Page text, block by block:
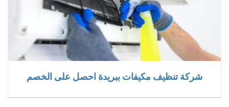
شركة تنظيف مكيفات ببريدة احصل على الخصم